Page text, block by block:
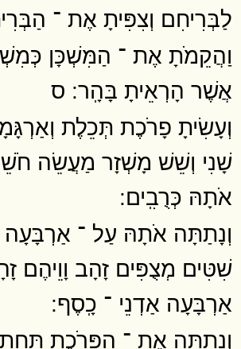
לַבְּרִיחִם וְצִפִּיתָ אֶת ־
וַהֲקֵמֹתָ אֶת ־ הַמִּשְׁכָּן
אֲשֶׁר הָרְאֵיתָ בָּהָֽר ׃ ס
וְעָשִׂיתָ פָרֹכֶת תְּכֵלֶת
שָׁנִי וְשֵׁשׁ מָשְׁזָר מַעֲשֵׂה
אֹתָהּ כְּרֻבִֽים ׃
וְנָתַתָּה אֹתָהּ עַל ־ אַרְבָּעָה
שִׁטִּים מְצֻפִּים זָהָב וָוֵיהֶם
אַרְבָּעָה אַדְנֵי ־ כָֽסֶף ׃
וְנָתַתָּה אֶת ־ הַפָּרֹכֶת